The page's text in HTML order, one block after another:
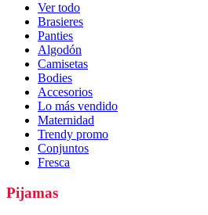
Ver todo
Brasieres
Panties
Algodón
Camisetas
Bodies
Accesorios
Lo más vendido
Maternidad
Trendy promo
Conjuntos
Fresca
Pijamas